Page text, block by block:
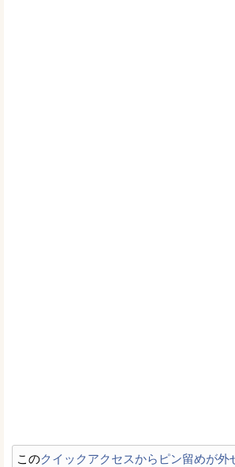
このクイックアクセスからピン留めが外